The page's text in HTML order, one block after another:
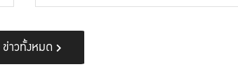
ข่าวทั้งหมด